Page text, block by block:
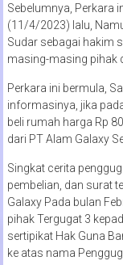
Sebelumnya, Perkara
(11/4/2023) lalu,
Sudar sebagai hakim
masing-masing pihak
Perkara ini bermula,
informasinya, jika
beli rumah harga Rp
dari PT Alam Galaxy
Singkat cerita
pembelian, dan surat
Galaxy Pada bulan
pihak Tergugat 3
sertipikat Hak Guna
ke atas nama